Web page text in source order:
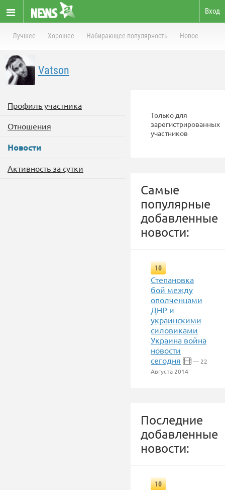
Вход
Лучшее Хорошее Набирающее популярность Новое
Vatson
Профиль участника
Отношения
Новости
Активность за сутки
Только для
зарегистрированных
участников
Самые
популярные
добавленные
новости:
10
Степановка
бой между
ополченцами
ДНР и
украинскими
силовиками
Украина война
новости
сегодня
— 22
Августа 2014
Последние
добавленные
новости:
10